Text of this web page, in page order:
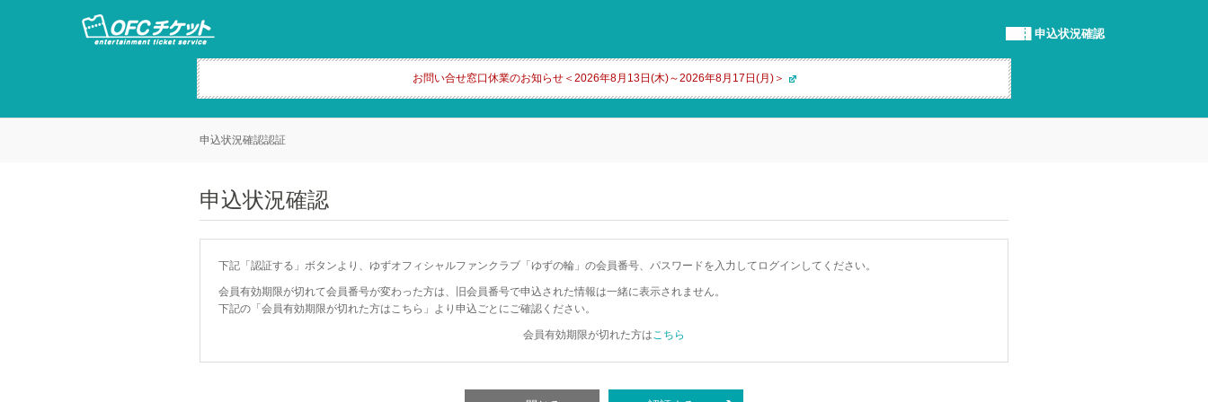
申込状況確認
お問い合せ窓口休業のお知らせ＜2026年8月13日(木)～2026年8月17日(月)＞
申込状況確認認証
申込状況確認
下記「認証する」ボタンより、ゆずオフィシャルファンクラブ「ゆずの輪」の会員番号、パスワードを入力してログインしてください。
会員有効期限が切れて会員番号が変わった方は、旧会員番号で申込された情報は一緒に表示されません。
下記の「会員有効期限が切れた方はこちら」より申込ごとにご確認ください。
会員有効期限が切れた方はこちら